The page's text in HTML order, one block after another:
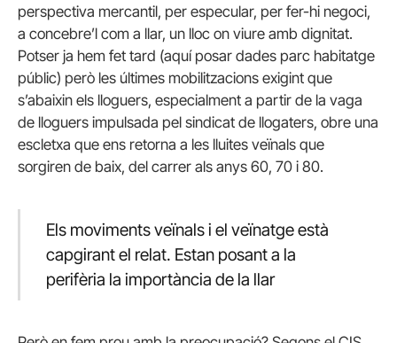
perspectiva mercantil, per especular, per fer-hi negoci,
a concebre’l com a llar, un lloc on viure amb dignitat.
Potser ja hem fet tard (aquí posar dades parc habitatge
públic) però les últimes mobilitzacions exigint que
s’abaixin els lloguers, especialment a partir de la vaga
de lloguers impulsada pel sindicat de llogaters, obre una
escletxa que ens retorna a les lluites veïnals que
sorgiren de baix, del carrer als anys 60, 70 i 80.
Els moviments veïnals i el veïnatge està
capgirant el relat. Estan posant a la
perifèria la importància de la llar